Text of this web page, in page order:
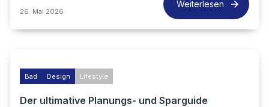
26. Mai 2026
Weiterlesen
Bad Design Lifestyle
Der ultimative Planungs- und Sparguide